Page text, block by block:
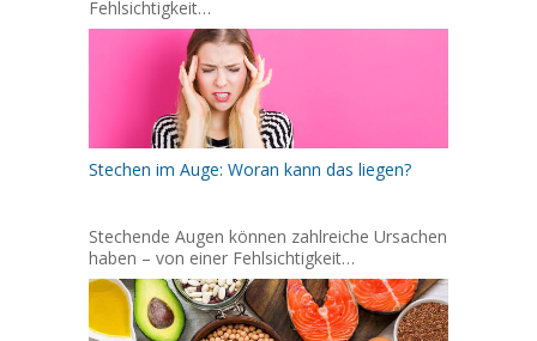
Fehlsichtigkeit…
Stechen im Auge: Woran kann das liegen?
Stechende Augen können zahlreiche Ursachen
haben – von einer Fehlsichtigkeit…